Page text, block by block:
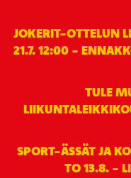
JOKERIT-OTTELUN
21.7. 12:00 -
TULE
SPORT-ÄSSÄT JA
TO 13.8. -